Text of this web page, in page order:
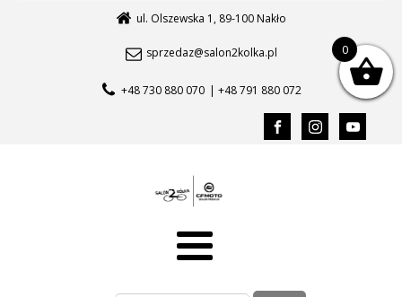
ul. Olszewska 1, 89-100 Nakło
sprzedaz@salon2kolka.pl
+48 730 880 070 | +48 791 880 072
0